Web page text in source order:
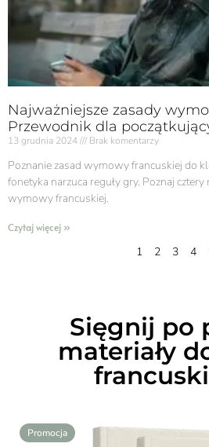
Najważniejsze zasady
Przewodnik dla
13 grudnia 2024 Brak komentarzy
Poznanie zasad wymowy francuskiej do
fonetyka narzuca reguły gry. Poznaj
wymowy francuskiej.
Czytaj więcej »
1 2 3 4
Sięgnij po
materiały
Promocja